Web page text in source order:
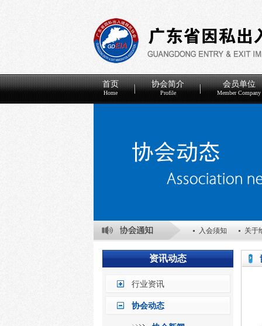
首页
Home
协会简介
Profile
会员单位
Member Company
入会须知 关于
关于表彰2025年度
资讯动态
行业资讯
协会动态